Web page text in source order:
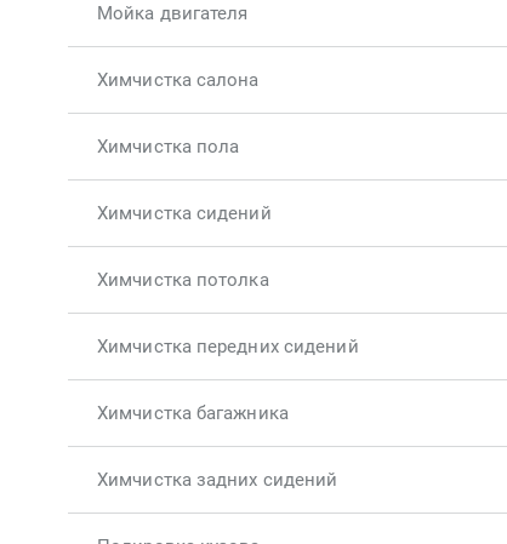
Мойка двигателя
Химчистка салона
Химчистка пола
Химчистка сидений
Химчистка потолка
Химчистка передних сидений
Химчистка багажника
Химчистка задних сидений